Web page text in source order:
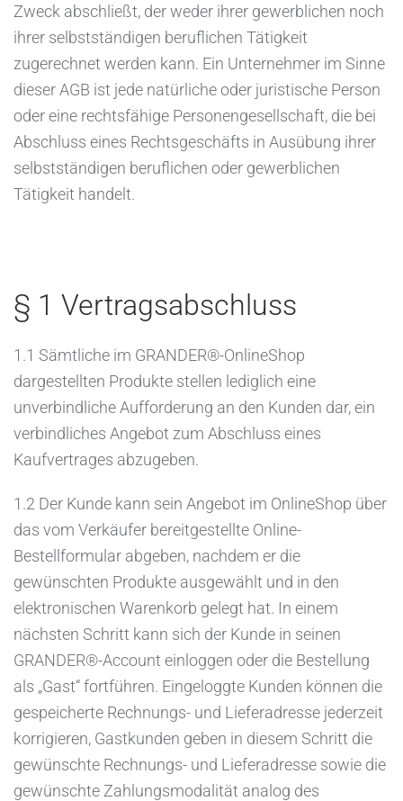
Zweck abschließt, der weder ihrer gewerblichen noch
ihrer selbstständigen beruflichen Tätigkeit
zugerechnet werden kann. Ein Unternehmer im Sinne
dieser AGB ist jede natürliche oder juristische Person
oder eine rechtsfähige Personengesellschaft, die bei
Abschluss eines Rechtsgeschäfts in Ausübung ihrer
selbstständigen beruflichen oder gewerblichen
Tätigkeit handelt.
§ 1 Vertragsabschluss
1.1 Sämtliche im GRANDER®-OnlineShop
dargestellten Produkte stellen lediglich eine
unverbindliche Aufforderung an den Kunden dar, ein
verbindliches Angebot zum Abschluss eines
Kaufvertrages abzugeben.
1.2 Der Kunde kann sein Angebot im OnlineShop über
das vom Verkäufer bereitgestellte Online-
Bestellformular abgeben, nachdem er die
gewünschten Produkte ausgewählt und in den
elektronischen Warenkorb gelegt hat. In einem
nächsten Schritt kann sich der Kunde in seinen
GRANDER®-Account einloggen oder die Bestellung
als „Gast“ fortführen. Eingeloggte Kunden können die
gespeicherte Rechnungs- und Lieferadresse jederzeit
korrigieren, Gastkunden geben in diesem Schritt die
gewünschte Rechnungs- und Lieferadresse sowie die
gewünschte Zahlungsmodalität analog des